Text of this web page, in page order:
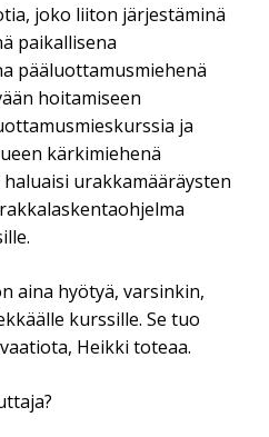
joko liiton järjestäminä
paikallisena
pääluottamusmiehenä
hoitamiseen
ja
kärkimiehenä
urakkamääräysten
aina hyötyä, varsinkin,
kurssille. Se tuo
Heikki toteaa.